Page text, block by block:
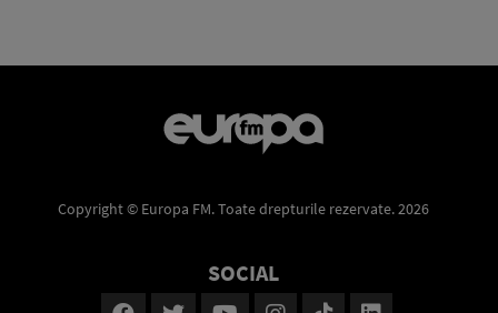
Copyright © Europa FM. Toate drepturile rezervate. 2026
SOCIAL